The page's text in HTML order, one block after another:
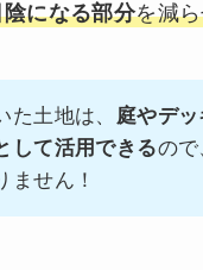
陰になる部分を減
た土地は、 庭やデ
して活用できるので
ません！